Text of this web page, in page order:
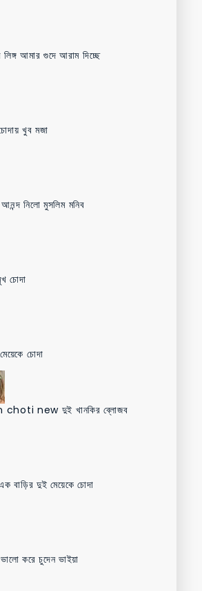
আমার গুদে আরাম দিচ্ছে
খুব মজা
আনন্দ নিলো মুসলিম মনিব
চোদা
চোদা
new দুই খানকির ব্লোজব
বাড়ির দুই মেয়েকে চোদা
করে চুদেন ভাইয়া